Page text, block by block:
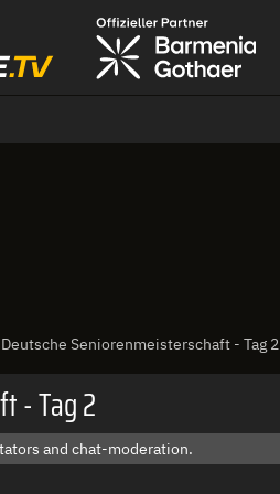
Seniorenmeisterschaft - Tag 2
- Tag 2
and chat-moderation.